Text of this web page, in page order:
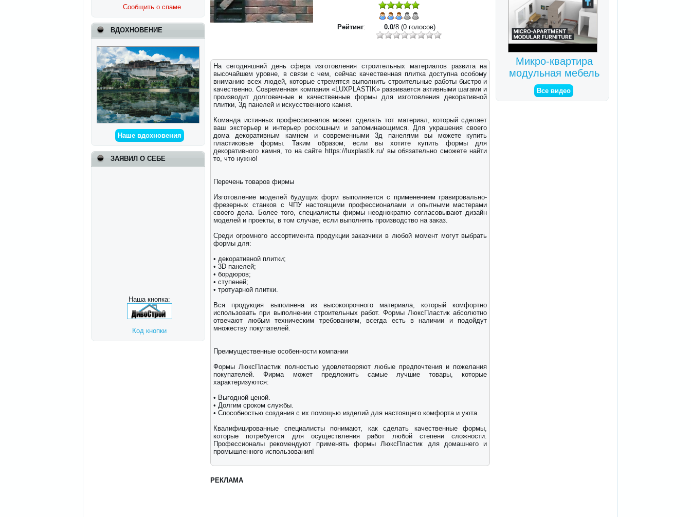
Сообщить о спаме
ВДОХНОВЕНИЕ
Наше вдохновения
ЗАЯВИЛ О СЕБЕ
Наша кнопка:
Код кнопки
Микро-квартира
модульная мебель
Все видео
Рейтинг: 0.0/8 (0 голосов)
На сегодняшний день сфера изготовления строительных материалов развита на
высочайшем уровне, в связи с чем, сейчас качественная плитка доступна особому
вниманию всех людей, которые стремятся выполнить строительные работы быстро и
качественно. Современная компания «LUXPLASTIK» развивается активными шагами и
производит долговечные и качественные формы для изготовления декоративной
плитки, 3д панелей и искусственного камня.
Команда истинных профессионалов может сделать тот материал, который сделает
ваш экстерьер и интерьер роскошным и запоминающимся. Для украшения своего
дома декоративным камнем и современными 3д панелями вы можете купить
пластиковые формы. Таким образом, если вы хотите купить формы для
декоративного камня, то на сайте https://luxplastik.ru/ вы обязательно сможете найти
то, что нужно!
Перечень товаров фирмы
Изготовление моделей будущих форм выполняется с применением гравировально-
фрезерных станков с ЧПУ настоящими профессионалами и опытными мастерами
своего дела. Более того, специалисты фирмы неоднократно согласовывают дизайн
моделей и проекты, в том случае, если выполнять производство на заказ.
Среди огромного ассортимента продукции заказчики в любой момент могут выбрать
формы для:
• декоративной плитки;
• 3D панелей;
• бордюров;
• ступеней;
• тротуарной плитки.
Вся продукция выполнена из высокопрочного материала, который комфортно
использовать при выполнении строительных работ. Формы ЛюксПластик абсолютно
отвечают любым техническим требованиям, всегда есть в наличии и подойдут
множеству покупателей.
Преимущественные особенности компании
Формы ЛюксПластик полностью удовлетворяют любые предпочтения и пожелания
покупателей. Фирма может предложить самые лучшие товары, которые
характеризуются:
• Выгодной ценой.
• Долгим сроком службы.
• Способностью создания с их помощью изделий для настоящего комфорта и уюта.
Квалифицированные специалисты понимают, как сделать качественные формы,
которые потребуется для осуществления работ любой степени сложности.
Профессионалы рекомендуют применять формы ЛюксПластик для домашнего и
промышленного использования!
РЕКЛАМА